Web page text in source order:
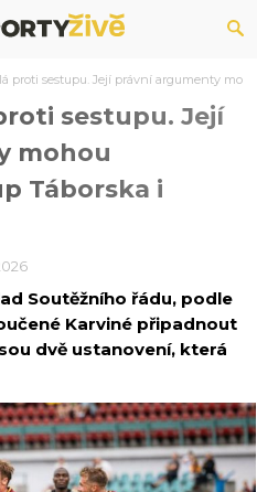
proti sestupu. Její právní argumenty
sestupu. Její
mohou
Táborska i
Soutěžního řádu, podle
Karviné připadnout
dvě ustanovení, která